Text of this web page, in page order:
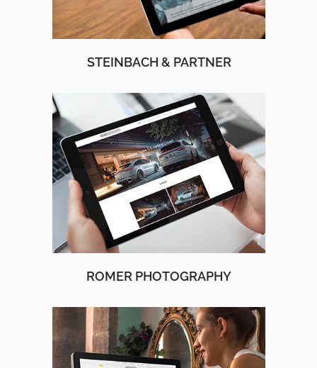
STEINBACH & PARTNER
ROMER PHOTOGRAPHY